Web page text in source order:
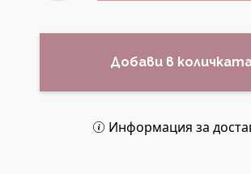
Добави в
Информация за